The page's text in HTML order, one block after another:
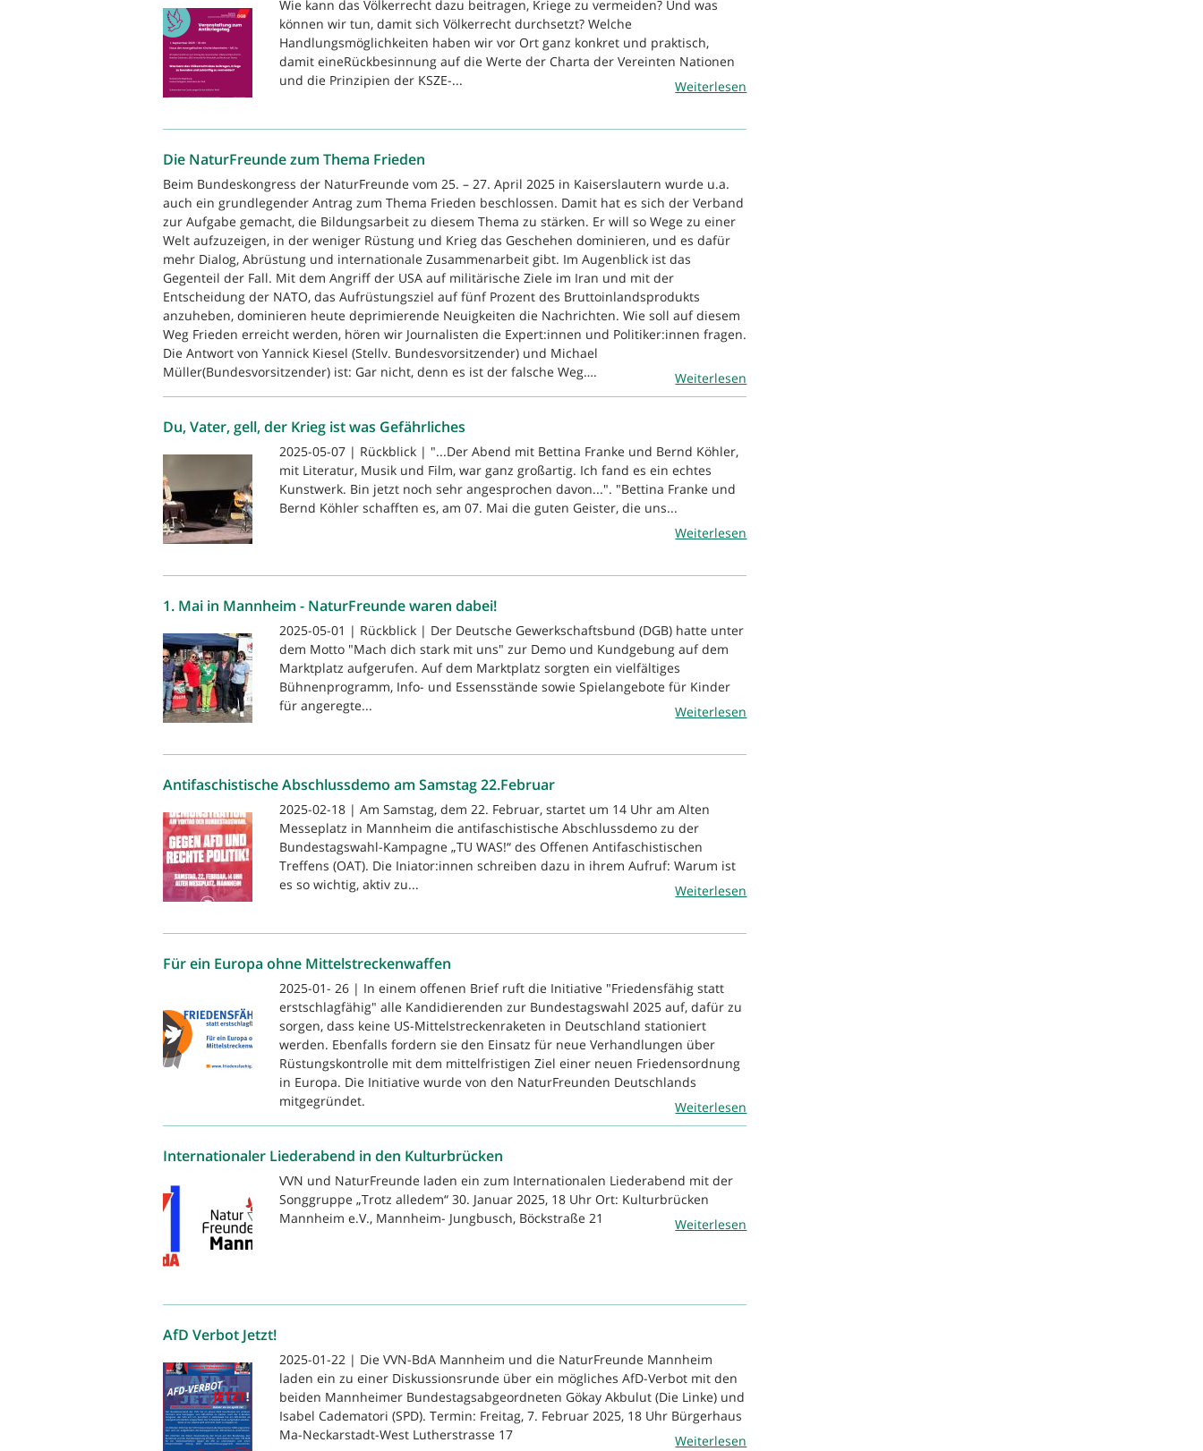
Wie kann das Völkerrecht dazu beitragen, Kriege zu vermeiden? Und was
können wir tun, damit sich Völkerrecht durchsetzt? Welche
Handlungsmöglichkeiten haben wir vor Ort ganz konkret und praktisch,
damit eineRückbesinnung auf die Werte der Charta der Vereinten Nationen
und die Prinzipien der KSZE-...
Weiterlesen
Die NaturFreunde zum Thema Frieden
Beim Bundeskongress der NaturFreunde vom 25. – 27. April 2025 in Kaiserslautern wurde u.a.
auch ein grundlegender Antrag zum Thema Frieden beschlossen. Damit hat es sich der Verband
zur Aufgabe gemacht, die Bildungsarbeit zu diesem Thema zu stärken. Er will so Wege zu einer
Welt aufzuzeigen, in der weniger Rüstung und Krieg das Geschehen dominieren, und es dafür
mehr Dialog, Abrüstung und internationale Zusammenarbeit gibt. Im Augenblick ist das
Gegenteil der Fall. Mit dem Angriff der USA auf militärische Ziele im Iran und mit der
Entscheidung der NATO, das Aufrüstungsziel auf fünf Prozent des Bruttoinlandsprodukts
anzuheben, dominieren heute deprimierende Neuigkeiten die Nachrichten. Wie soll auf diesem
Weg Frieden erreicht werden, hören wir Journalisten die Expert:innen und Politiker:innen fragen.
Die Antwort von Yannick Kiesel (Stellv. Bundesvorsitzender) und Michael
Müller(Bundesvorsitzender) ist: Gar nicht, denn es ist der falsche Weg….
Weiterlesen
Du, Vater, gell, der Krieg ist was Gefährliches
2025-05-07 | Rückblick | "...Der Abend mit Bettina Franke und Bernd Köhler,
mit Literatur, Musik und Film, war ganz großartig. Ich fand es ein echtes
Kunstwerk. Bin jetzt noch sehr angesprochen davon...". "Bettina Franke und
Bernd Köhler schafften es, am 07. Mai die guten Geister, die uns...
Weiterlesen
1. Mai in Mannheim - NaturFreunde waren dabei!
2025-05-01 | Rückblick | Der Deutsche Gewerkschaftsbund (DGB) hatte unter
dem Motto "Mach dich stark mit uns" zur Demo und Kundgebung auf dem
Marktplatz aufgerufen. Auf dem Marktplatz sorgten ein vielfältiges
Bühnenprogramm, Info- und Essensstände sowie Spielangebote für Kinder
für angeregte...
Weiterlesen
Antifaschistische Abschlussdemo am Samstag 22.Februar
2025-02-18 | Am Samstag, dem 22. Februar, startet um 14 Uhr am Alten
Messeplatz in Mannheim die antifaschistische Abschlussdemo zu der
Bundestagswahl-Kampagne „TU WAS!“ des Offenen Antifaschistischen
Treffens (OAT). Die Iniator:innen schreiben dazu in ihrem Aufruf: Warum ist
es so wichtig, aktiv zu...
Weiterlesen
Für ein Europa ohne Mittelstreckenwaffen
2025-01- 26 | In einem offenen Brief ruft die Initiative "Friedensfähig statt
erstschlagfähig" alle Kandidierenden zur Bundestagswahl 2025 auf, dafür zu
sorgen, dass keine US-Mittelstreckenraketen in Deutschland stationiert
werden. Ebenfalls fordern sie den Einsatz für neue Verhandlungen über
Rüstungskontrolle mit dem mittelfristigen Ziel einer neuen Friedensordnung
in Europa. Die Initiative wurde von den NaturFreunden Deutschlands
mitgegründet.
Weiterlesen
Internationaler Liederabend in den Kulturbrücken
VVN und NaturFreunde laden ein zum Internationalen Liederabend mit der
Songgruppe „Trotz alledem“ 30. Januar 2025, 18 Uhr Ort: Kulturbrücken
Mannheim e.V., Mannheim- Jungbusch, Böckstraße 21
Weiterlesen
AfD Verbot Jetzt!
2025-01-22 | Die VVN-BdA Mannheim und die NaturFreunde Mannheim
laden ein zu einer Diskussionsrunde über ein mögliches AfD-Verbot mit den
beiden Mannheimer Bundestagsabgeordneten Gökay Akbulut (Die Linke) und
Isabel Cadematori (SPD). Termin: Freitag, 7. Februar 2025, 18 Uhr Bürgerhaus
Ma-Neckarstadt-West Lutherstrasse 17
Weiterlesen